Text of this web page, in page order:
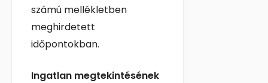
számú mellékletben
meghirdetett
időpontokban.
Ingatlan megtekintésének